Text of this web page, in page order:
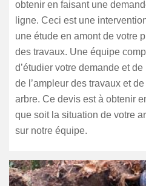
obtenir en faisant une
ligne. Ceci est une
une étude en amont de votre
des travaux. Une équipe
d’étudier votre demande et
de l’ampleur des travaux et
arbre. Ce devis est à obtenir
que soit la situation de votre
sur notre équipe.